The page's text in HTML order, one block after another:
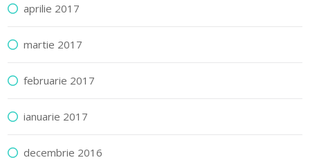
aprilie 2017
martie 2017
februarie 2017
ianuarie 2017
decembrie 2016